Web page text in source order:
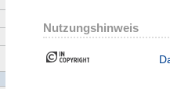
Nutzungshinweis